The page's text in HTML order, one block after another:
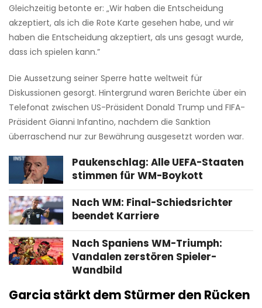
Gleichzeitig betonte er: „Wir haben die Entscheidung
akzeptiert, als ich die Rote Karte gesehen habe, und wir
haben die Entscheidung akzeptiert, als uns gesagt wurde,
dass ich spielen kann.”
Die Aussetzung seiner Sperre hatte weltweit für
Diskussionen gesorgt. Hintergrund waren Berichte über ein
Telefonat zwischen US-Präsident Donald Trump und FIFA-
Präsident Gianni Infantino, nachdem die Sanktion
überraschend nur zur Bewährung ausgesetzt worden war.
Paukenschlag: Alle UEFA-Staaten
stimmen für WM-Boykott
Nach WM: Final-Schiedsrichter
beendet Karriere
Nach Spaniens WM-Triumph:
Vandalen zerstören Spieler-
Wandbild
Garcia stärkt dem Stürmer den Rücken